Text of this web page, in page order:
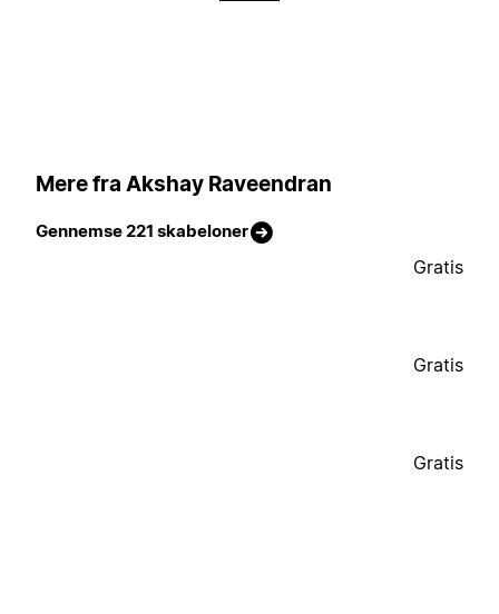
Mere fra Akshay Raveendran
Gennemse 221 skabeloner
Gratis
Gratis
Gratis